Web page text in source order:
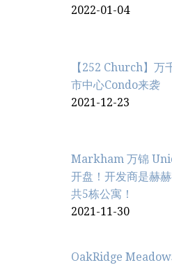
2022-01-04
【252 Church】万
市中心Condo来袭
2021-12-23
Markham 万锦
开盘！开发商是赫
共5栋公寓！
2021-11-30
OakRidge